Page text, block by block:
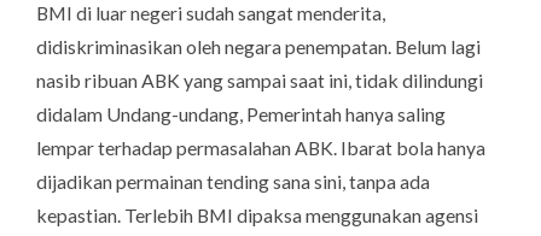
BMI di luar negeri sudah sangat menderita,
didiskriminasikan oleh negara penempatan. Belum lagi
nasib ribuan ABK yang sampai saat ini, tidak dilindungi
didalam Undang-undang, Pemerintah hanya saling
lempar terhadap permasalahan ABK. Ibarat bola hanya
dijadikan permainan tending sana sini, tanpa ada
kepastian. Terlebih BMI dipaksa menggunakan agensi